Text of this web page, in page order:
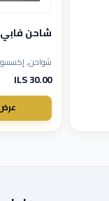
شاحن فابي 18w vabi
شواحن,
30.00 ILS